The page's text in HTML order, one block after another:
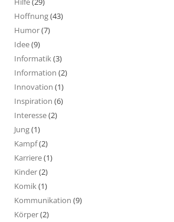
Hoffnung(43)
Humor(7)
Idee(9)
Informatik(3)
Information (2)
Innovation (1)
Inspiration (6)
Interesse(2)
Jung(1)
Kampf(2)
Karriere(1)
Kinder(2)
Komik(1)
Kommunikation (9)
Körper(2)